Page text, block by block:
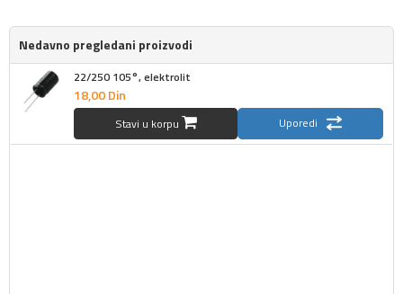
Nedavno pregledani proizvodi
22/250 105°, elektrolit
18,00Din
Stavi u korpu Uporedi